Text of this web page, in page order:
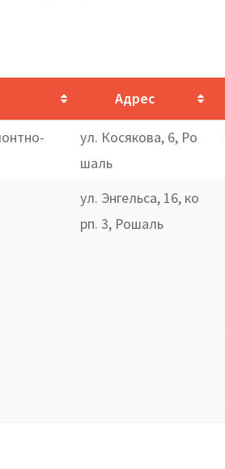
Адрес
ул. Косякова, 6, Ро
шаль
ул. Энгельса, 16, ко
рп. 3, Рошаль